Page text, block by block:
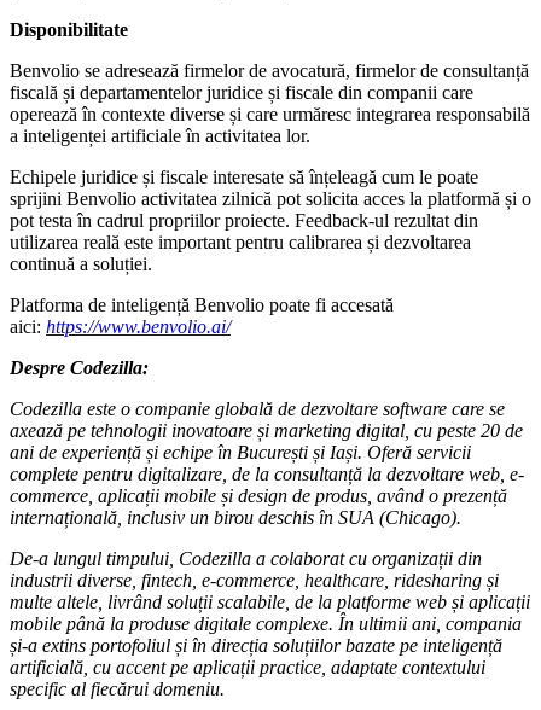
Disponibilitate
Benvolio se adresează firmelor de avocatură, firmelor de consultanță
fiscală și departamentelor juridice și fiscale din companii care
operează în contexte diverse și care urmăresc integrarea responsabilă
a inteligenței artificiale în activitatea lor.
Echipele juridice și fiscale interesate să înțeleagă cum le poate
sprijini Benvolio activitatea zilnică pot solicita acces la platformă și o
pot testa în cadrul propriilor proiecte. Feedback-ul rezultat din
utilizarea reală este important pentru calibrarea și dezvoltarea
continuă a soluției.
Platforma de inteligență Benvolio poate fi accesată
aici: https://www.benvolio.ai/
Despre Codezilla:
Codezilla este o companie globală de dezvoltare software care se
axează pe tehnologii inovatoare și marketing digital, cu peste 20 de
ani de experiență și echipe în București și Iași. Oferă servicii
complete pentru digitalizare, de la consultanță la dezvoltare web, e-
commerce, aplicații mobile și design de produs, având o prezență
internațională, inclusiv un birou deschis în SUA (Chicago).
De-a lungul timpului, Codezilla a colaborat cu organizații din
industrii diverse, fintech, e-commerce, healthcare, ridesharing și
multe altele, livrând soluții scalabile, de la platforme web și aplicații
mobile până la produse digitale complexe. În ultimii ani, compania
și-a extins portofoliul și în direcția soluțiilor bazate pe inteligență
artificială, cu accent pe aplicații practice, adaptate contextului
specific al fiecărui domeniu.